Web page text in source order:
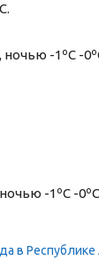
ночью -1ºС -
-1ºС -
в Республике